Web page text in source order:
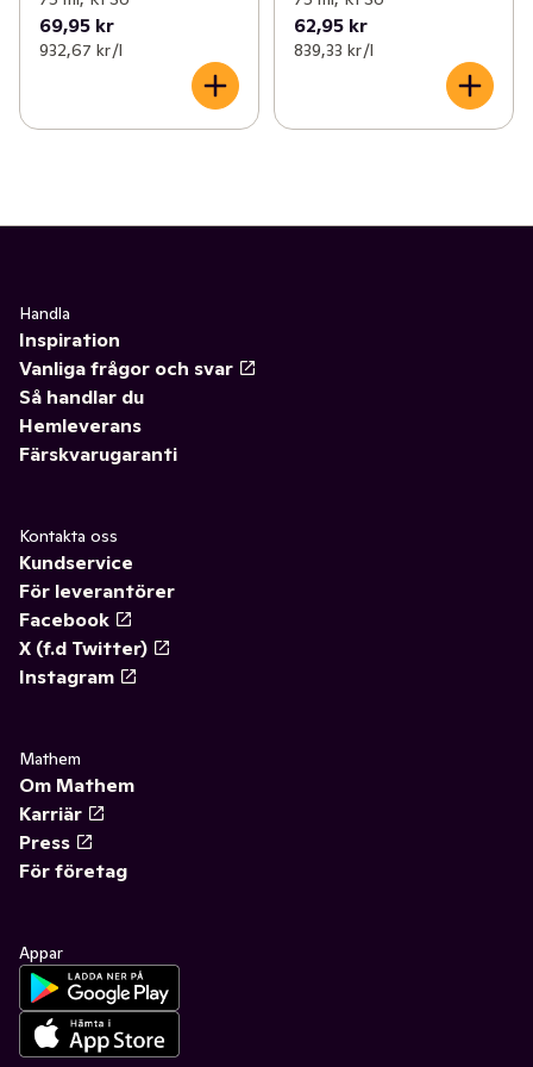
✓ Ögon och öron
69,95 kr
932,67 kr /l
62,95 kr
839,33 kr /l
Handla
Inspiration
Vanliga frågor och svar
Så handlar du
Hemleverans
Färskvarugaranti
Kontakta oss
Kundservice
För leverantörer
Facebook
X (f.d Twitter)
Instagram
Mathem
Om Mathem
Karriär
Press
För företag
Appar